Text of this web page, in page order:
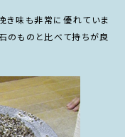
き味も非常に優れていま
のものと比べて持ちが良